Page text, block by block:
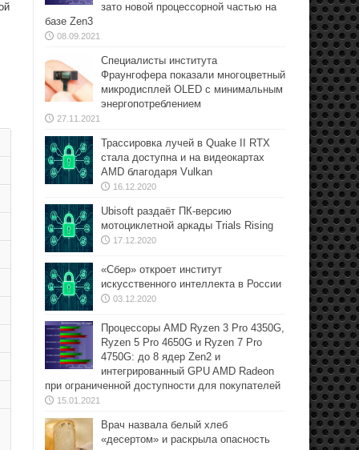
зато новой процессорной частью на
базе Zen3
08.09.2021
Специалисты института
Фраунгофера показали многоцветный
микродисплей OLED с минимальным
энергопотреблением
27.11.2021
Трассировка лучей в Quake II RTX
стала доступна и на видеокартах
AMD благодаря Vulkan
16.12.2020
Ubisoft раздаёт ПК-версию
мотоциклетной аркады Trials Rising
17.12.2020
«Сбер» откроет институт
искусственного интеллекта в России
03.12.2020
Процессоры AMD Ryzen 3 Pro 4350G,
Ryzen 5 Pro 4650G и Ryzen 7 Pro
4750G: до 8 ядер Zen2 и
интегрированный GPU AMD Radeon
при ограниченной доступности для покупателей
15.01.2021
Врач назвала белый хлеб
«десертом» и раскрыла опасность